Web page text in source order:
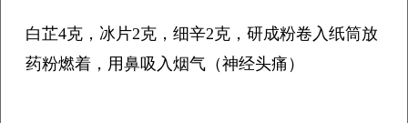
白芷4克，冰片2克，细辛2克，研成粉卷入纸筒放
药粉燃着，用鼻吸入烟气（神经头痛）